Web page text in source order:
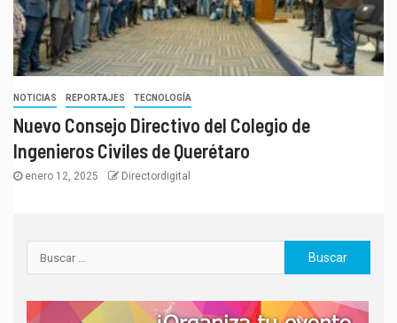
NOTICIAS REPORTAJES TECNOLOGÍA
Nuevo Consejo Directivo del Colegio de
Ingenieros Civiles de Querétaro
enero 12, 2025 Directordigital